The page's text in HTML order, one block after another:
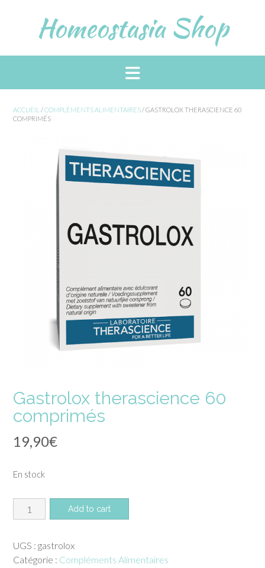
Homeostasia Shop
ACCUEIL /COMPLÉMENTS ALIMENTAIRES/ GASTROLOX THERASCIENCE 60
COMPRIMÉS
Gastrolox therascience 60
comprimés
19,90€
En stock
quantité
de
therascience
60
Add to cart
UGS : gastrolox
Catégorie : Compléments Alimentaires